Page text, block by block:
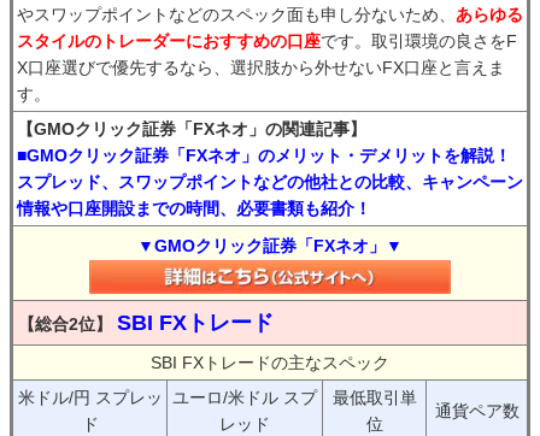
やスワップポイントなどのスペック面も申し分ないため、 あらゆる
スタイルのトレーダーにおすすめの口座です。取引環境の良さをF
X口座選びで優先するなら、選択肢から外せないFX口座と言えま
す。
【GMOクリック証券「FXネオ」の関連記事】
■GMOクリック証券「FXネオ」のメリット・デメリットを解説！
スプレッド、スワップポイントなどの他社との比較、キャンペーン
情報や口座開設までの時間、必要書類も紹介！
▼GMOクリック証券「FXネオ」▼
【総合2位】 SBI FXトレード
SBI FXトレードの主なスペック
米ドル/円 スプレッ
ド
ユーロ/米ドル スプ
レッド
最低取引単
位
通貨ペア数